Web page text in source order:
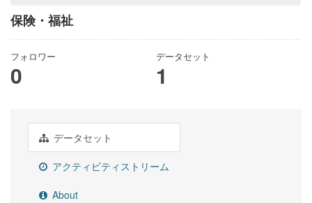
保険・福祉
フォロワー
0
データセット
1
データセット
アクティビティストリーム
About